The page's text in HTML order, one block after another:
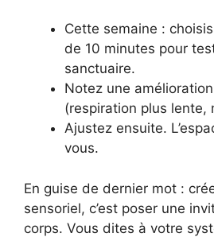
Cette semaine :
de 10 minutes pour
sanctuaire.
Notez une
(respiration plus lente,
Ajustez ensuite.
vous.
En guise de dernier mot :
sensoriel, c’est poser une
corps. Vous dites à votre